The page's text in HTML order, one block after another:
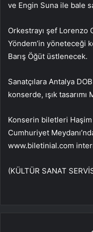
ve Engin Suna ile bale
Orkestrayı şef Lorenzo
Yöndem’in yöneteceği
Barış Öğüt üstlenecek.
Sanatçılara Antalya
konserde, ışık tasarımı
Konserin biletleri
Cumhuriyet
www.biletinial.com
(KÜLTÜR SANAT